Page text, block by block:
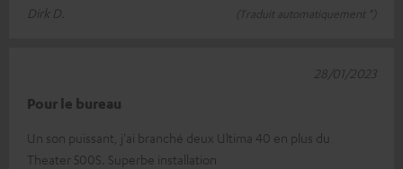
Dirk D.
(Traduit automatiquement *)
Pour le bureau
Un son puissant, j'ai branché deux Ultima 40 en plus du
Theater 500S. Superbe installation
28/01/2023